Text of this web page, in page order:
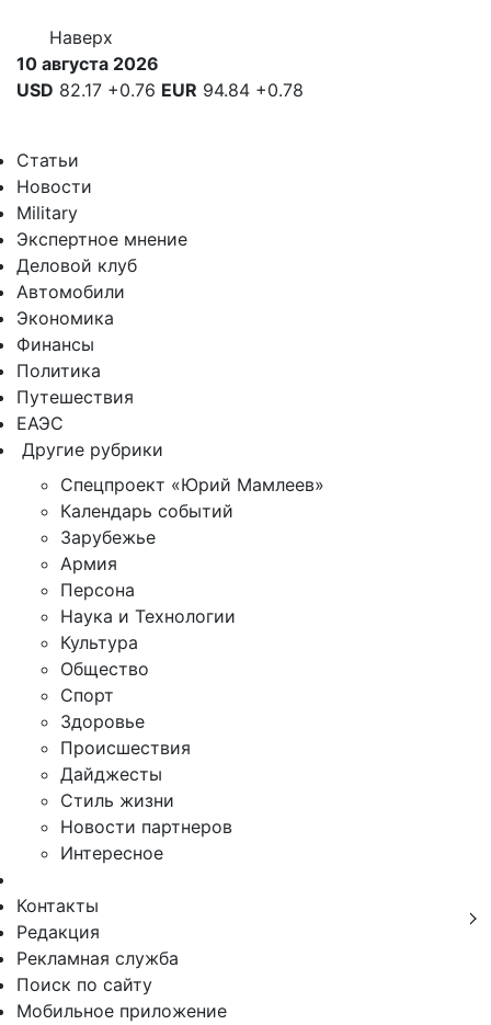
Наверх
10 августа 2026
USD 82.17 +0.76 EUR 94.84 +0.78
Статьи
Новости
Military
Экспертное мнение
Деловой клуб
Автомобили
Экономика
Финансы
Политика
Путешествия
ЕАЭС
Другие рубрики
Спецпроект «Юрий Мамлеев»
Календарь событий
Зарубежье
Армия
Персона
Наука и Технологии
Культура
Общество
Спорт
Здоровье
Происшествия
Дайджесты
Стиль жизни
Новости партнеров
Интересное
Контакты
Редакция
Рекламная служба
Поиск по сайту
Мобильное приложение